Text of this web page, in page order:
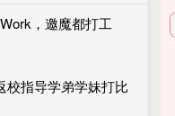
，邀魔都打工
校指导学弟学妹打比